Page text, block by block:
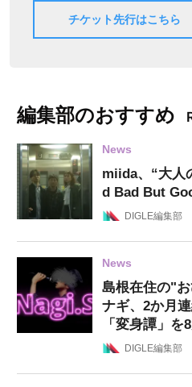
チケット先行はこちら
編集部のおすすめ
News
miida、“大人
d Bad But
DIGLE編集部
News
島根在住の"
ナギ、2か月
「変身譚」を
DIGLE編集部